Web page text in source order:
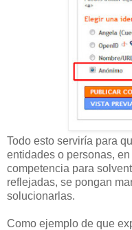
Todo esto serviría para
entidades o personas,
competencia para
reflejadas, se pongan
solucionarlas.
Como ejemplo de que